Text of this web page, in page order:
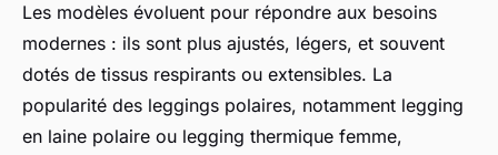
Les modèles évoluent pour répondre aux besoins
modernes : ils sont plus ajustés, légers, et souvent
dotés de tissus respirants ou extensibles. La
popularité des leggings polaires, notamment legging
en laine polaire ou legging thermique femme,